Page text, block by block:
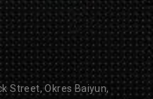
Street, Okres Baiyun,